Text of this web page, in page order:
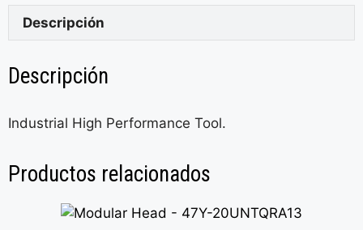
Descripción
Descripción
Industrial High Performance Tool.
Productos relacionados